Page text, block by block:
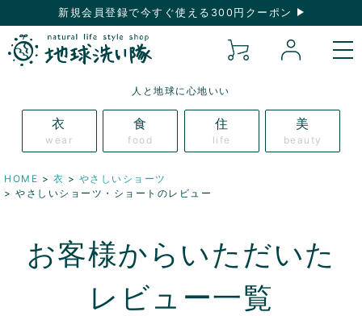
新規会員登録で今すぐ使える300円クーポン
人と地球に心地いい
衣
wear
食
food
住
life
美
beauty
HOME 衣
やさしいショーツ
やさしいショーツ・ショートのレビュー
お客様からいただいた
レビュー一覧